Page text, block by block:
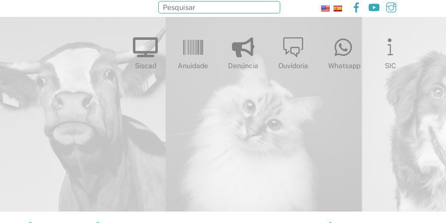
Facebook
YouTube
Siscad Anuidade Denúncia Ouvidoria Whatsapp SIC